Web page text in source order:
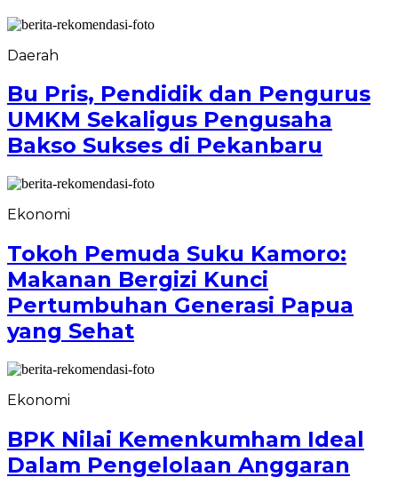
Daerah
Bu Pris, Pendidik dan Pengurus
UMKM Sekaligus Pengusaha
Bakso Sukses di Pekanbaru
Ekonomi
Tokoh Pemuda Suku Kamoro:
Makanan Bergizi Kunci
Pertumbuhan Generasi Papua
yang Sehat
Ekonomi
BPK Nilai Kemenkumham Ideal
Dalam Pengelolaan Anggaran